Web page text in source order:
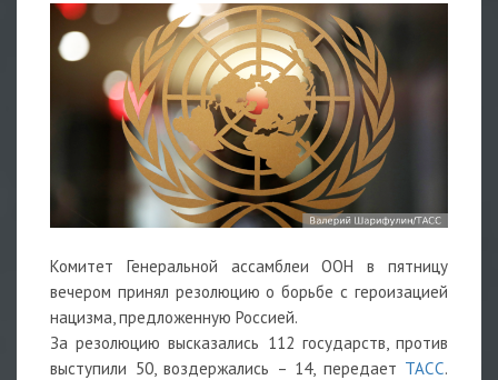
Комитет Генеральной ассамблеи ООН в пятницу
вечером принял резолюцию о борьбе с героизацией
нацизма, предложенную Россией.
За резолюцию высказались 112 государств, против
выступили 50, воздержались – 14, передает ТАСС.